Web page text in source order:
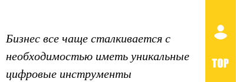
Бизнес все чаще сталкивается с
необходимостью иметь уникальные
цифровые инструменты